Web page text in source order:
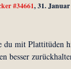
#34661, 31.
du mit Plattitüden
besser